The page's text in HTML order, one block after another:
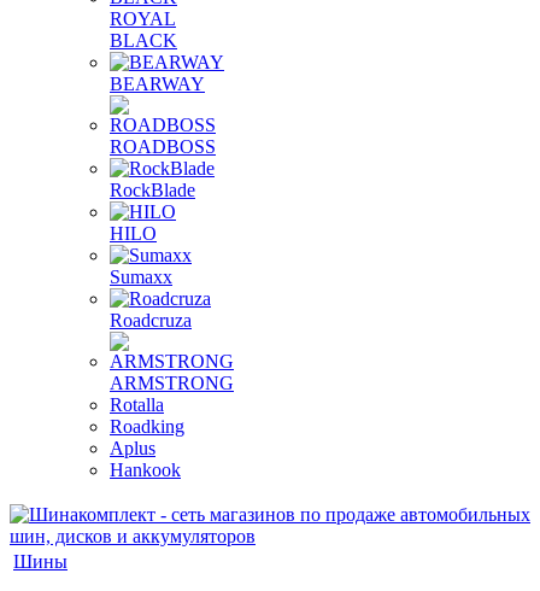
ROYAL
BLACK
BEARWAY
ROADBOSS
RockBlade
HILO
Sumaxx
Roadcruza
ARMSTRONG
Rotalla
Roadking
Aplus
Hankook
Шины